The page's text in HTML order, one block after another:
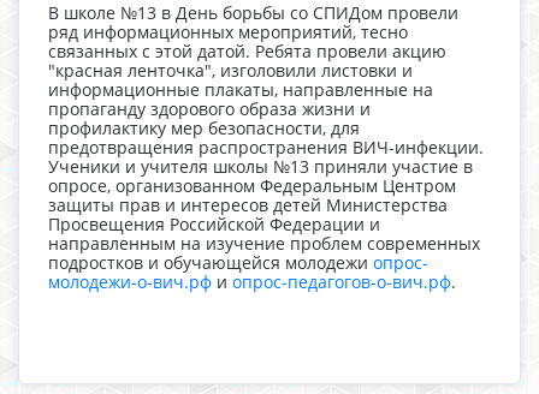
В школе №13 в День борьбы со СПИДом провели
ряд информационных мероприятий, тесно
связанных с этой датой. Ребята провели акцию
"красная ленточка", изголовили листовки и
информационные плакаты, направленные на
пропаганду здорового образа жизни и
профилактику мер безопасности, для
предотвращения распространения ВИЧ-инфекции.
Ученики и учителя школы №13 приняли участие в
опросе, организованном Федеральным Центром
защиты прав и интересов детей Министерства
Просвещения Российской Федерации и
направленным на изучение проблем современных
подростков и обучающейся молодежи опрос-
молодежи-о-вич.рф и опрос-педагогов-о-вич.рф.